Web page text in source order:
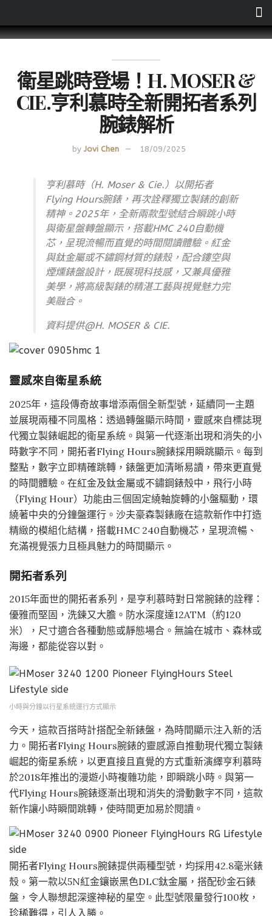
衛星跳時登場！H. MOSER &
CIE.亨利慕時全新開拓者系列
腕錶解析
by Jovi Chen 18/09/2025
亨利慕時（H. Moser & Cie.）以開拓者
Flying Hours腕錶，再次詮釋獨立製錶的創新
精神。2025年，全新兩款型號結合瞬跳小時
與衛星盤轉盤顯示，搭載HMC 240自動機
芯，呈現流暢而直覺的時間閱讀體驗。紅金
與鈦金屬或不鏽鋼材質的錶殼，配合鏤空與
煙燻錶盤設計，既展現科技感，又兼具優雅
美學，將高級製錶的精湛工藝與視覺魅力完
美融合。
資料提供@H. MOSER & CIE.
靈感來自衛星系統
2025年，這段傳奇故事增添兩個全新型號，延續同一主題
並展現兩種不同風格：透過轉盤顯示時間，靈感來自標誌現
代獨立製錶崛起的衛星系統。與第一代逐漸出現和消失的小
時數字不同，開拓者Flying Hours腕錶採用瞬跳顯示。每到
整點，數字立即精確跳轉，錶盤更加清晰易讀，帶來更直覺
的時間體驗。在紅金及鈦金屬或不鏽鋼錶殼中，飛行小時
（Flying Hour）功能由三個固定繞軸旋轉的小盤驅動，環
繞著中央的分鐘盤運行。沙夫豪森製錶廠在這款新作中打造
精緻的模組化結構，搭載HMC 240自動機芯，呈現流暢、
充滿視覺張力且極具魅力的時間顯示。
開拓者系列
2015年面世的開拓者系列，是亨利慕時對日常腕錶的詮釋：
優雅而堅固，洗鍊又大膽。防水深度達12ATM（約120
米），尺寸適合各種動態或靜態場合。無論在城市、森林或
海邊，都能從容以對。
小時與分鐘以行星系統運行方式顯示
今天，這款百搭時計搭配全新錶盤，為時間顯示注入新的活
力。開拓者Flying Hours腕錶的靈感源自推動現代獨立製錶
崛起的衛星系統，以更直接且直覺的方式重新演繹亨利慕時
於2018年推出的漫遊小時複雜功能，即瞬跳小時。與第一
代Flying Hours腕錶逐漸出現和消失的滑動數字不同，這款
新作讓小時瞬間跳轉，使時間更加易於閱讀。
開拓者Flying Hours腕錶提供兩種型號，均採用42.8毫米錶
殼。第一款以5N紅金鑲嵌黑色DLC鈦金屬，搭配砂金石錶
盤，令人聯想起深邃神秘的星空。此型號限量發行100枚，
珍稀難得，引人入勝。